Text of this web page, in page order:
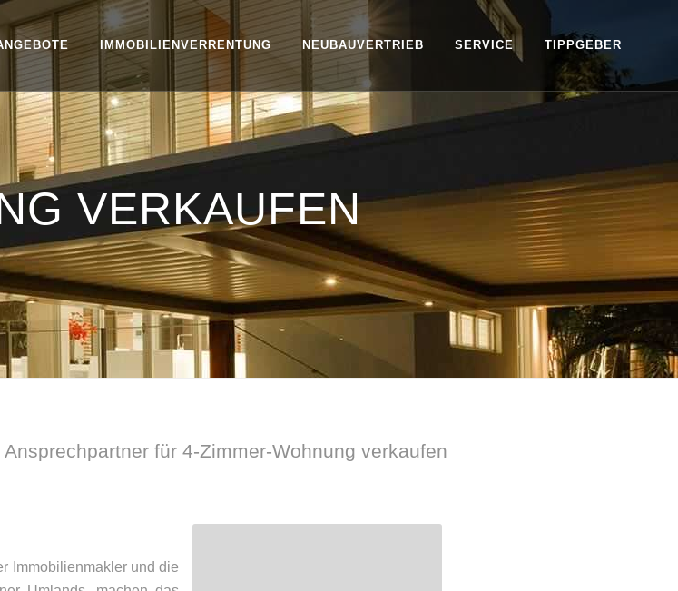
IMMOBILIENVERRENTUNG NEUBAUVERTRIEB SERVICE TIPPGEBER
VERKAUFEN
für 4-Zimmer-Wohnung verkaufen
Immobilienmakler und die